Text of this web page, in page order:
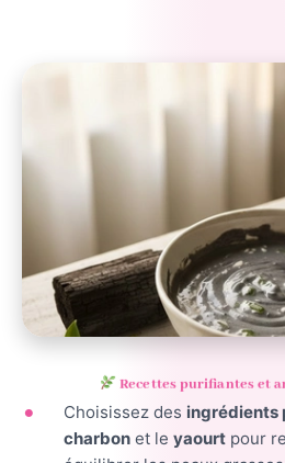
Recettes purifiantes et
Choisissez des ingrédients
charbonet le yaourtpour